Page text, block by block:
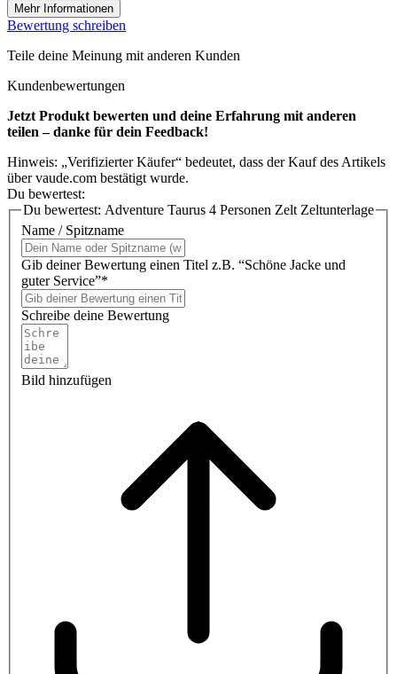
Mehr Informationen
Bewertung schreiben
Teile deine Meinung mit anderen Kunden
Kundenbewertungen
Jetzt Produkt bewerten und deine Erfahrung mit anderen
teilen – danke für dein Feedback!
Hinweis: „Verifizierter Käufer“ bedeutet, dass der Kauf des Artikels
über vaude.com bestätigt wurde.
Du bewertest:
Du bewertest: Adventure Taurus 4 Personen Zelt Zeltunterlage
Name / Spitzname
Gib deiner Bewertung einen Titel z.B. “Schöne Jacke und
guter Service”*
Schreibe deine Bewertung
Bild hinzufügen